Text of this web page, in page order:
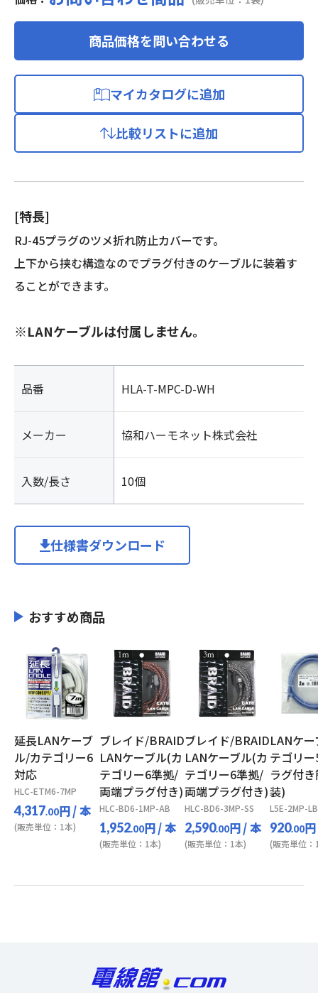
商品価格を問い合わせる
マイカタログに追加
比較リストに追加
[特長]
RJ-45プラグのツメ折れ防止カバーです。
上下から挟む構造なのでプラグ付きのケーブルに装着す
ることができます。
※LANケーブルは付属しません。
品番 HLA-T-MPC-D-WH
メーカー 協和ハーモネット株式会社
入数/長さ 10個
仕様書ダウンロード
おすすめ商品
延長LANケーブ
ル/カテゴリー6
対応
HLC-ETM6-7MP
4,317.00円/ 本
(販売単位：1本)
ブレイド/BRAID
LANケーブル(カ
テゴリー6準拠/
両端プラグ付き)
HLC-BD6-1MP-AB
1,952.00円/ 本
(販売単位：1本)
ブレイド/BRAID
LANケーブル(カ
テゴリー6準拠/
両端プラグ付き)
HLC-BD6-3MP-SS
2,590.00円/ 本
(販売単位：1本)
LANケ
テゴリ
ラグ付
装)
L5E-2MP-LB
920.00円
(販売単位：